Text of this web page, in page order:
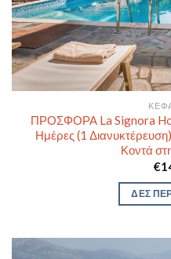
ΠΡΟΣΦΟΡΑ La Signora
Ημέρες (1
Κοντά
€
ΔΕΣ